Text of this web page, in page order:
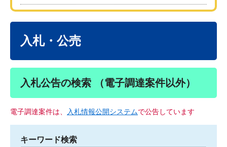
入札・公売
入札公告の検索 （電子調達案件以外）
電子調達案件は、 入札情報公開システムで公告しています
キーワード検索